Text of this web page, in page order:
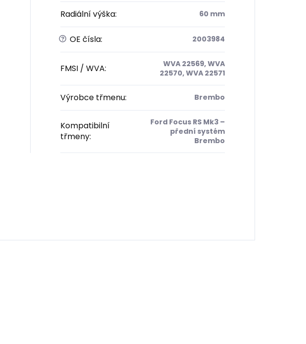
Radiální výška: 60 mm
? OE čísla: 2003984
FMSI / WVA:
WVA 22569, WVA
22570, WVA 22571
Výrobce třmenu: Brembo
Kompatibilní
třmeny:
Ford Focus RS Mk3 –
přední systém
Brembo